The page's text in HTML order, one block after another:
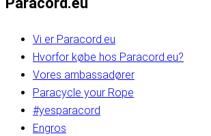
Vi er Paracord.eu
Hvorfor købe hos Paracord.eu?
Vores ambassadører
Paracycle your Rope
#yesparacord
Engros